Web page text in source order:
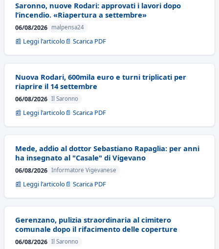
Saronno, nuove Rodari: approvati i lavori dopo
l’incendio. «Riapertura a settembre»
06/08/2026 malpensa24
📰 Leggi l'articolo 📄 Scarica PDF
Nuova Rodari, 600mila euro e turni triplicati per
riaprire il 14 settembre
06/08/2026 Il Saronno
📰 Leggi l'articolo 📄 Scarica PDF
Mede, addio al dottor Sebastiano Rapaglia: per anni
ha insegnato al "Casale" di Vigevano
06/08/2026 Informatore Vigevanese
📰 Leggi l'articolo 📄 Scarica PDF
Gerenzano, pulizia straordinaria al cimitero
comunale dopo il rifacimento delle coperture
06/08/2026 Il Saronno